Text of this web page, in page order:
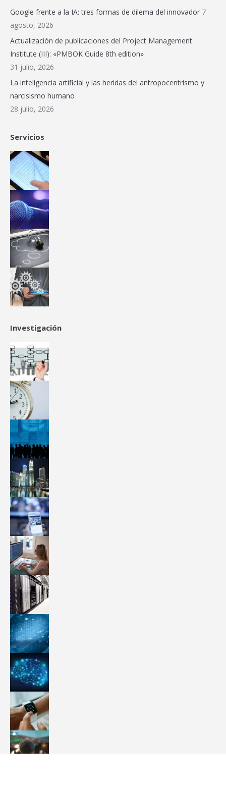
new
in
new
in
new
in
in
opens
Google frente a la IA: tres formas de dilema del innovador 7
agosto, 2026
Actualización de publicaciones del Project Management
Institute (III): «PMBOK Guide 8th edition»
31 julio, 2026
La inteligencia artificial y las heridas del antropocentrismo y
narcisismo humano
28 julio, 2026
Servicios
Investigación